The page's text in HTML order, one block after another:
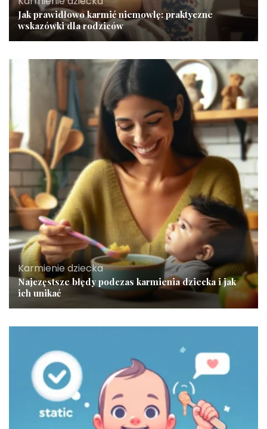
Jak prawidłowo karmić niemowlę: praktyczne
wskazówki dla rodziców
Karmienie dziecka
Najczęstsze błędy podczas karmienia dziecka i jak
ich unikać